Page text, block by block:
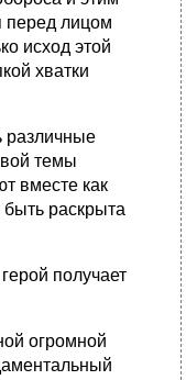
перед лицом
исход этой
хватки
различные
темы
вместе как
раскрыта
получает
огромной